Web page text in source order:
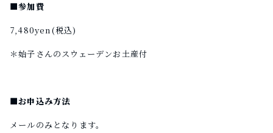
■参加費
7,480yen(税込)
＊始子さんのスウェーデンお土産付
■お申込み方法
メールのみとなります。